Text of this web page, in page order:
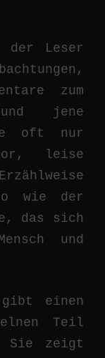
der Leser
zum
und jene
oft nur
leise
wie der
das sich
und
gibt einen
Teil
Sie zeigt